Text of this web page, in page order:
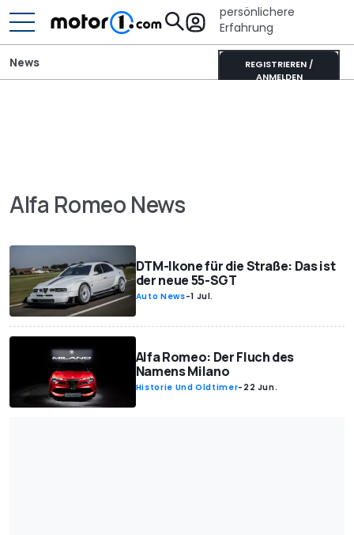
persönlichere
Erfahrung
REGISTRIEREN /
ANMELDEN
News
Alfa Romeo News
DTM-Ikone für die Straße: Das ist
der neue 55-SGT
Auto News-1 Jul.
Alfa Romeo: Der Fluch des
Namens Milano
Historie Und Oldtimer- 22 Jun.